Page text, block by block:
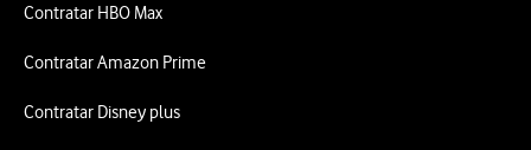
Contratar HBO Max
Contratar Amazon Prime
Contratar Disney plus